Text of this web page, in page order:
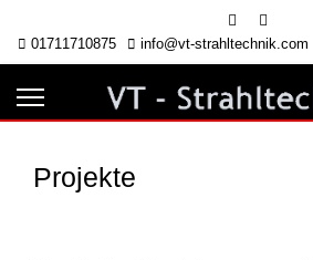
01711710875 info@vt-strahltechnik.com
Projekte